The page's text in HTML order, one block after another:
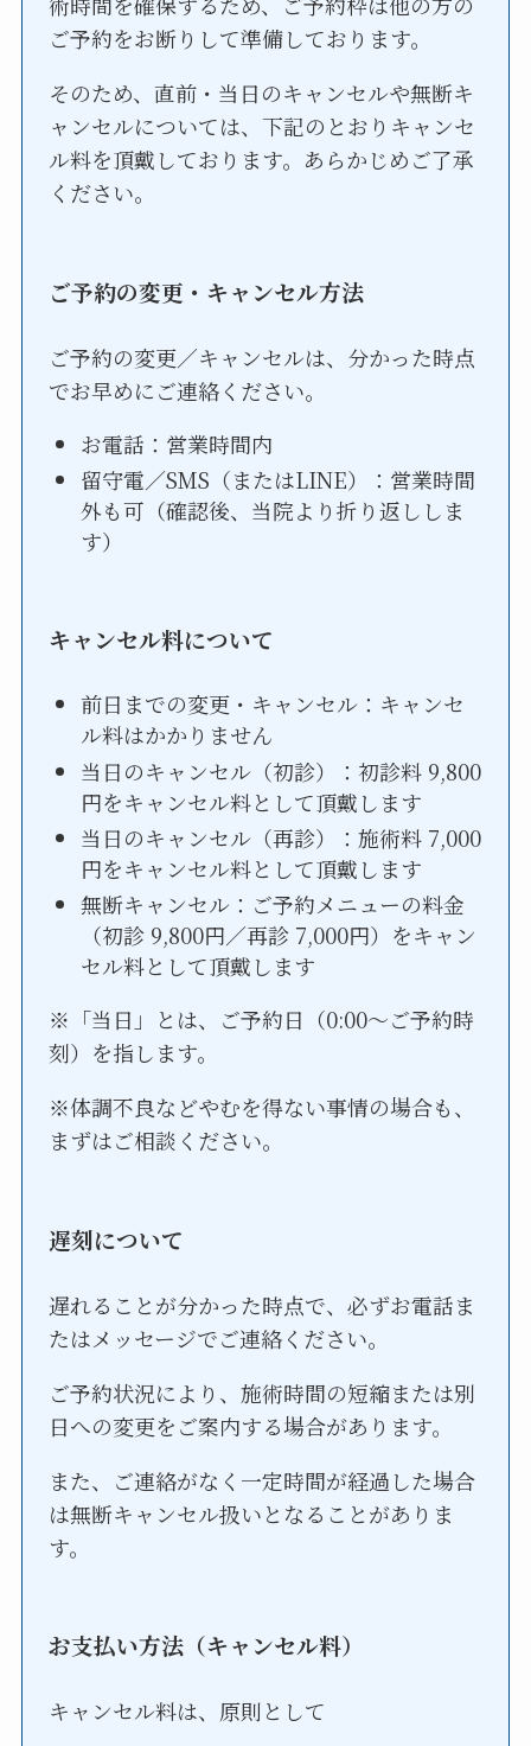
ご予約をお断りして準備しております。
そのため、直前・当日のキャンセルや無断キ
ャンセルについては、下記のとおりキャンセ
ル料を頂戴しております。あらかじめご了承
ください。
ご予約の変更・キャンセル方法
ご予約の変更／キャンセルは、分かった時点
でお早めにご連絡ください。
お電話：営業時間内
留守電／SMS（またはLINE）：営業時間
外も可（確認後、当院より折り返ししま
す）
キャンセル料について
前日までの変更・キャンセル：キャンセ
ル料はかかりません
当日のキャンセル（初診）：初診料 9,800
円をキャンセル料として頂戴します
当日のキャンセル（再診）：施術料 7,000
円をキャンセル料として頂戴します
無断キャンセル：ご予約メニューの料金
（初診 9,800円／再診 7,000円）をキャン
セル料として頂戴します
※「当日」とは、ご予約日（0:00〜ご予約時
刻）を指します。
※体調不良などやむを得ない事情の場合も、
まずはご相談ください。
遅刻について
遅れることが分かった時点で、必ずお電話ま
たはメッセージでご連絡ください。
ご予約状況により、施術時間の短縮または別
日への変更をご案内する場合があります。
また、ご連絡がなく一定時間が経過した場合
は無断キャンセル扱いとなることがありま
す。
お支払い方法（キャンセル料）
キャンセル料は、原則として